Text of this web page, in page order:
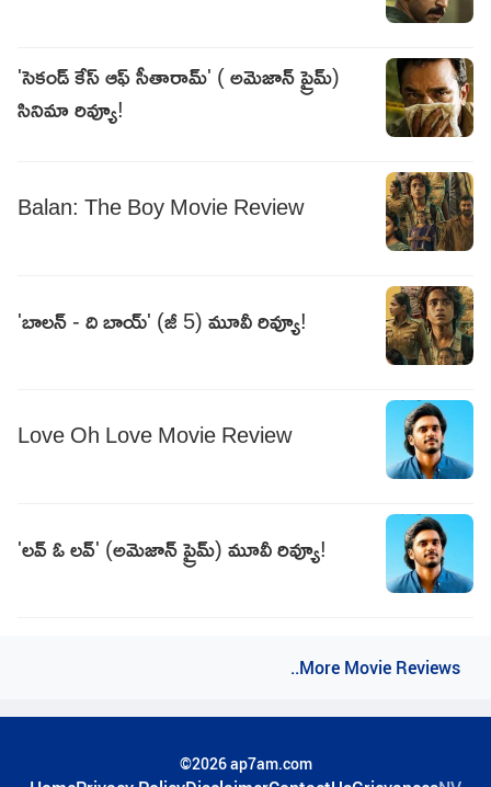
'సెకండ్ కేస్ ఆఫ్ సీతారామ్' ( అమెజాన్ ప్రైమ్)
సినిమా రివ్యూ!
Balan: The Boy Movie Review
'బాలన్ - ది బాయ్' (జీ 5) మూవీ రివ్యూ!
Love Oh Love Movie Review
'లవ్ ఓ లవ్' (అమెజాన్ ప్రైమ్) మూవీ రివ్యూ!
..More Movie Reviews
©2026 ap7am.com